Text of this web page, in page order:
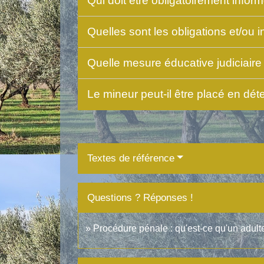
Quelles sont les obligations et/ou
Quelle mesure éducative
Le mineur peut-il être placé en
Textes de référence
Questions ? Réponses !
Procédure pénale : qu'est-ce qu'un